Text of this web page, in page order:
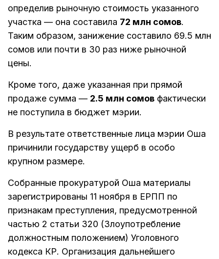
определив рыночную стоимость указанного
участка — она составила 72 млн сомов.
Таким образом, занижение составило 69.5 млн
сомов или почти в 30 раз ниже рыночной
цены.
Кроме того, даже указанная при прямой
продаже сумма — 2.5 млн сомов фактически
не поступила в бюджет мэрии.
В результате ответственные лица мэрии Оша
причинили государству ущерб в особо
крупном размере.
Собранные прокуратурой Оша материалы
зарегистрированы 11 ноября в ЕРПП по
признакам преступления, предусмотренной
частью 2 статьи 320 (Злоупотребление
должностным положением) Уголовного
кодекса КР. Организация дальнейшего